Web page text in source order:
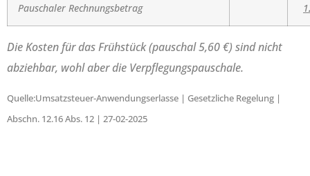
Pauschaler Rechnungsbetrag
Die Kosten für das Frühstück (pauschal 5,60 €) sind nicht
abziehbar, wohl aber die Verpflegungspauschale.
Quelle:Umsatzsteuer-Anwendungserlasse | Gesetzliche Regelung |
Abschn. 12.16 Abs. 12 | 27-02-2025